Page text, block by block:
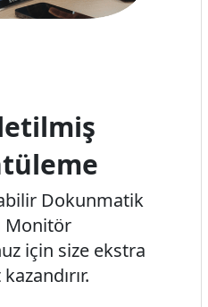
Dokunmatik
Monitör
için size ekstra